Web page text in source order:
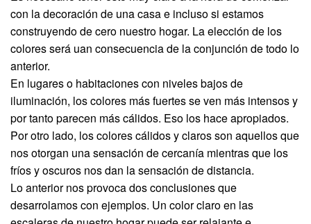
con la decoración de una casa e incluso si estamos
construyendo de cero nuestro hogar. La elección de los
colores será uan consecuencia de la conjunción de todo lo
anterior.
En lugares o habitaciones con niveles bajos de
iluminación, los colores más fuertes se ven más intensos y
por tanto parecen más cálidos. Eso los hace apropiados.
Por otro lado, los colores cálidos y claros son aquellos que
nos otorgan una sensación de cercanía mientras que los
fríos y oscuros nos dan la sensación de distancia.
Lo anterior nos provoca dos conclusiones que
desarrolamos con ejemplos. Un color claro en las